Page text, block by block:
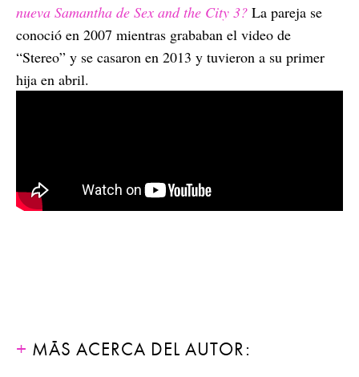
nueva Samantha de Sex and the City 3? La pareja se
conoció en 2007 mientras grababan el video de
“Stereo” y se casaron en 2013 y tuvieron a su primer
hija en abril.
MÁS ACERCA DEL AUTOR: